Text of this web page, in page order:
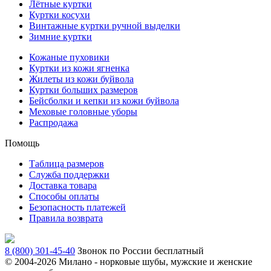
Лётные куртки
Куртки косухи
Винтажные куртки ручной выделки
Зимние куртки
Кожаные пуховики
Куртки из кожи ягненка
Жилеты из кожи буйвола
Куртки больших размеров
Бейсболки и кепки из кожи буйвола
Меховые головные уборы
Распродажа
Помощь
Таблица размеров
Служба поддержки
Доставка товара
Способы оплаты
Безопасность платежей
Правила возврата
8 (800) 301-45-40 Звонок по России бесплатный
© 2004-2026 Милано - норковые шубы, мужские и женские